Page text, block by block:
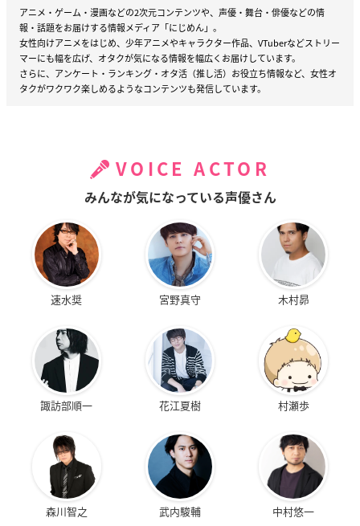
アニメ・ゲーム・漫画などの2次元コンテンツや、声優・舞台・俳優などの情
報・話題をお届けする情報メディア「にじめん」。
女性向けアニメをはじめ、少年アニメやキャラクター作品、VTuberなどストリー
マーにも幅を広げ、オタクが気になる情報を幅広くお届けしています。
さらに、アンケート・ランキング・オタ活（推し活）お役立ち情報など、女性オ
タクがワクワク楽しめるようなコンテンツも発信しています。
VOICE ACTOR
みんなが気になっている声優さん
速水奨 宮野真守 木村昴
諏訪部順一 花江夏樹 村瀬歩
森川智之 武内駿輔 中村悠一